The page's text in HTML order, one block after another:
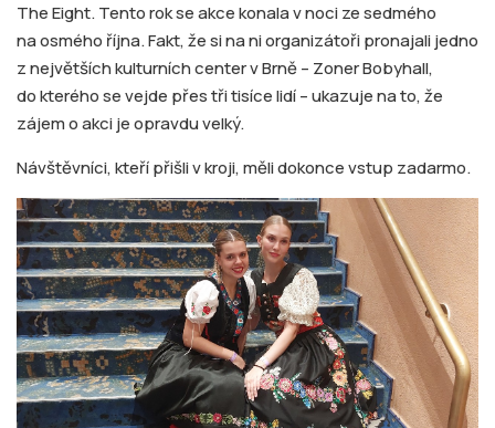
The Eight. Tento rok se akce konala v noci ze sedmého
na osmého října. Fakt, že si na ni organizátoři pronajali jedno
z největších kulturních center v Brně – Zoner Bobyhall,
do kterého se vejde přes tři tisíce lidí – ukazuje na to, že
zájem o akci je opravdu velký.
Návštěvníci, kteří přišli v kroji, měli dokonce vstup zadarmo.